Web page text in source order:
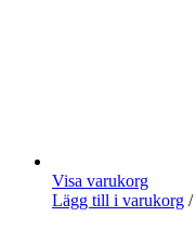
Visa varukorg
Lägg till i varukorg /